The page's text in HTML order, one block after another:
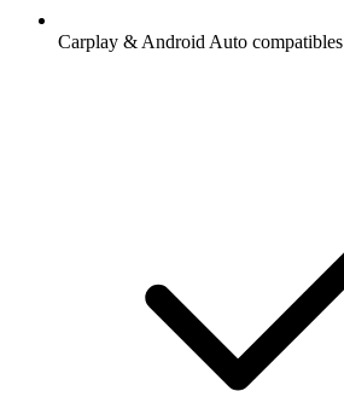
Carplay & Android Auto compatibles